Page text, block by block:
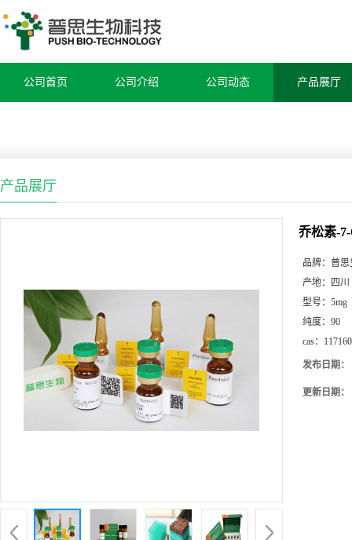
公司首页 公司介绍 公司动态 产品展厅
产品展厅
乔松素-
品牌： 普思
产地：
四川
型号： 5mg
纯度： 90
cas：
发布日期：
更新日期：